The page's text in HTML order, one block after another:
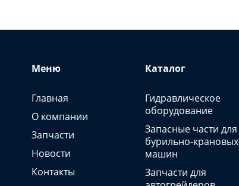
Меню
Главная
О компании
Запчасти
Новости
Контакты
Каталог
Гидравлическое
оборудование
Запасные части для
бурильно-крановых
машин
Запчасти для